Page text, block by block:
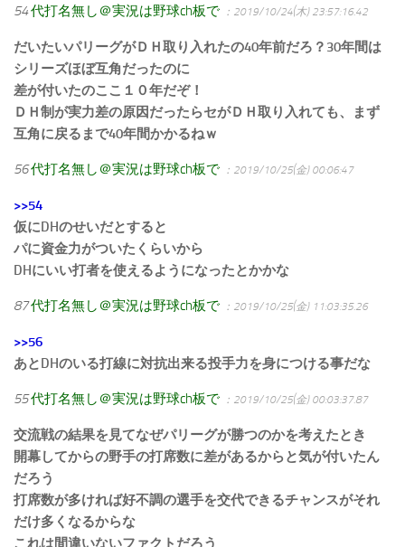
54代打名無し＠実況は野球ch板で ：2019/10/24(木) 23:57:16.42
だいたいパリーグがＤＨ取り入れたの40年前だろ？30年間は
シリーズほぼ互角だったのに
差が付いたのここ１０年だぞ！
ＤＨ制が実力差の原因だったらセがＤＨ取り入れても、まず
互角に戻るまで40年間かかるねｗ
56代打名無し＠実況は野球ch板で ：2019/10/25(金) 00:06:47
>>54
仮にDHのせいだとすると
パに資金力がついたくらいから
DHにいい打者を使えるようになったとかかな
87代打名無し＠実況は野球ch板で ：2019/10/25(金) 11:03:35.26
>>56
あとDHのいる打線に対抗出来る投手力を身につける事だな
55代打名無し＠実況は野球ch板で ：2019/10/25(金) 00:03:37.87
交流戦の結果を見てなぜパリーグが勝つのかを考えたとき
開幕してからの野手の打席数に差があるからと気が付いたん
だろう
打席数が多ければ好不調の選手を交代できるチャンスがそれ
だけ多くなるからな
これは間違いないファクトだろう